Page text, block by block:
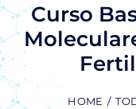
Curso
HOME